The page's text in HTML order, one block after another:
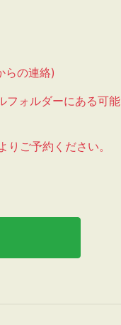
らの連絡)
フォルダーにある可能
りご予約ください。